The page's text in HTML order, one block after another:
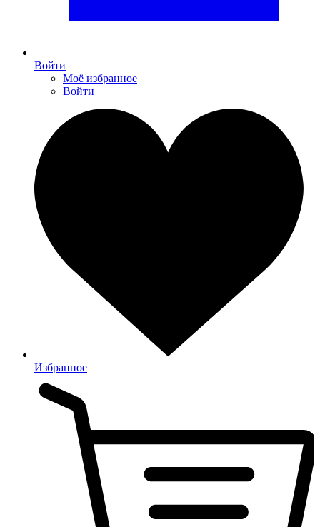
Войти
Моё избранное
Войти
Избранное